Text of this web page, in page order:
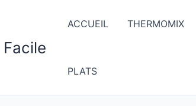
ACCUEIL THERMOMIX
PLATS